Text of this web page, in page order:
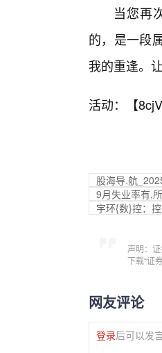
当您再
的，是一段
我的重逢。
活动：【
股海导.航
9月失业率有,
宇环{数}控：
声明：
下载“证
网友评论
登录后可以发